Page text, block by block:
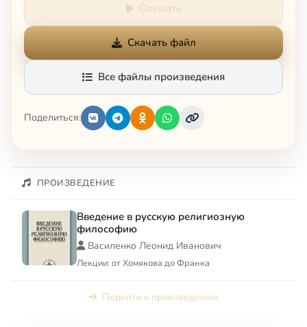
Слушать
Скачать файл
Все файлы произведения
Поделиться:
ПРОИЗВЕДЕНИЕ
Введение в русскую религиозную
философию
Василенко Леонид Иванович
Лекции: от Хомякова до Франка
Перейти к произведению